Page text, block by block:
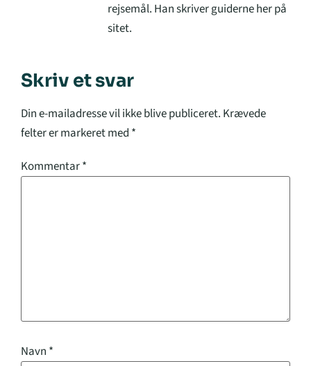
rejsemål. Han skriver guiderne her på
sitet.
Skriv et svar
Din e-mailadresse vil ikke blive publiceret. Krævede
felter er markeret med *
Kommentar*
Navn *